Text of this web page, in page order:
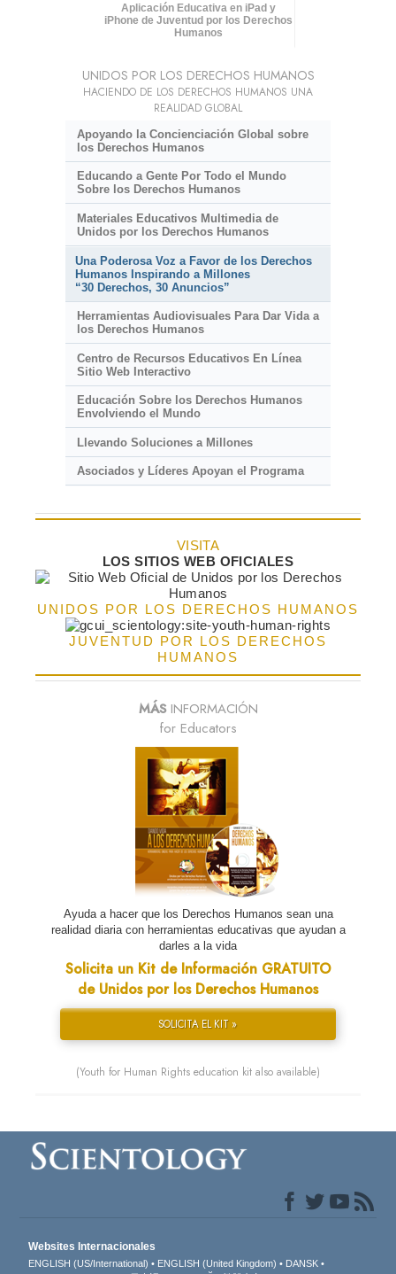
Aplicación Educativa en iPad y
iPhone de Juventud por los Derechos
Humanos
UNIDOS POR LOS DERECHOS HUMANOS
HACIENDO DE LOS DERECHOS HUMANOS UNA
REALIDAD GLOBAL
Apoyando la Concienciación Global sobre
los Derechos Humanos
Educando a Gente Por Todo el Mundo
Sobre los Derechos Humanos
Materiales Educativos Multimedia de
Unidos por los Derechos Humanos
Una Poderosa Voz a Favor de los Derechos
Humanos Inspirando a Millones
“30 Derechos, 30 Anuncios”
Herramientas Audiovisuales Para Dar Vida a
los Derechos Humanos
Centro de Recursos Educativos En Línea
Sitio Web Interactivo
Educación Sobre los Derechos Humanos
Envolviendo el Mundo
Llevando Soluciones a Millones
Asociados y Líderes Apoyan el Programa
VISITA
LOS SITIOS WEB OFICIALES
UNIDOS POR LOS DERECHOS HUMANOS
JUVENTUD POR LOS DERECHOS
HUMANOS
MÁSINFORMACIÓN
for Educators
Ayuda a hacer que los Derechos Humanos sean una
realidad diaria con herramientas educativas que ayudan a
darles a la vida
Solicita un Kit de Información GRATUITO
de Unidos por los Derechos Humanos
SOLICITA EL KIT »
(Youth for Human Rights education kit also available)
Websites Internacionales
ENGLISH (US/International) ENGLISH (United Kingdom)
DANSK